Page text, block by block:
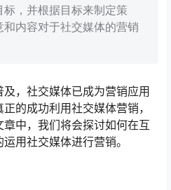
，并根据目标来制定策
内容对于社交媒体的营销
，社交媒体已成为营销应用
的成功利用社交媒体营销，
中，我们将会探讨如何在互
用社交媒体进行营销。